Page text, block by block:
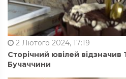
2 Лютого 2024, 17:19
Сторічний ювілей
Бучаччини